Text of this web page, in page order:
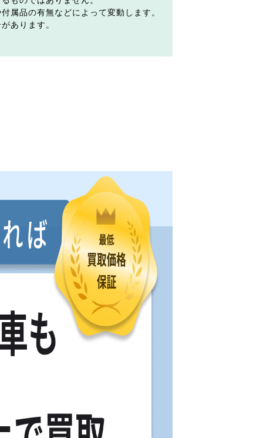
属品の有無などによって変動します。
あります。